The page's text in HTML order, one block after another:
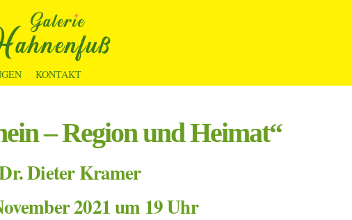
KONTAKT
– Region und Heimat“
Dieter Kramer
2021 um 19 Uhr